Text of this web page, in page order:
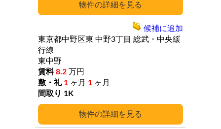
詳細
詳細
東京都中野区東 中野3丁目 総武・中央緩
行線
東中野
8.2 万円
1 ヶ月 1 ヶ月
1K
候補に追加